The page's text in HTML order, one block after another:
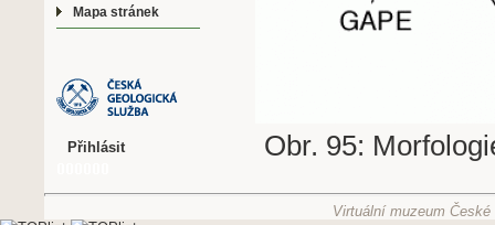
Mapa stránek
Přihlásit Obr. 95:
Virtuální muzeum